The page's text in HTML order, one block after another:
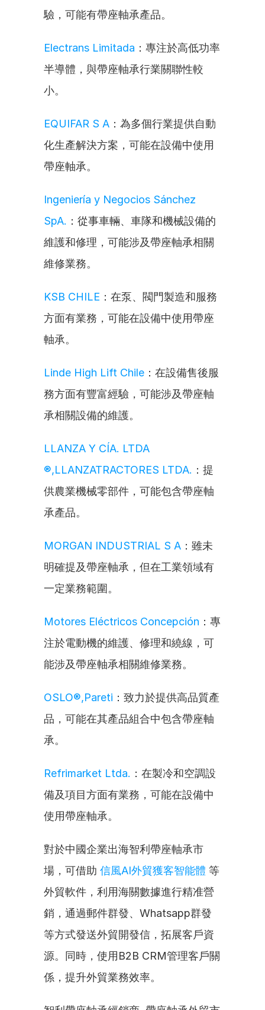
驗，可能有帶座軸承產品。
Electrans Limitada ：專注於高低功率
半導體，與帶座軸承行業關聯性較
小。
EQUIFAR S A ：為多個行業提供自動
化生產解決方案，可能在設備中使用
帶座軸承。
Ingeniería y Negocios Sánchez
SpA. ：從事車輛、車隊和機械設備的
維護和修理，可能涉及帶座軸承相關
維修業務。
KSB CHILE ：在泵、閥門製造和服務
方面有業務，可能在設備中使用帶座
軸承。
Linde High Lift Chile ：在設備售後服
務方面有豐富經驗，可能涉及帶座軸
承相關設備的維護。
LLANZA Y CÍA. LTDA
®,LLANZATRACTORES LTDA. ：提
供農業機械零部件，可能包含帶座軸
承產品。
MORGAN INDUSTRIAL S A ：雖未
明確提及帶座軸承，但在工業領域有
一定業務範圍。
Motores Eléctricos Concepción ：專
注於電動機的維護、修理和繞線，可
能涉及帶座軸承相關維修業務。
OSLO®,Pareti ：致力於提供高品質產
品，可能在其產品組合中包含帶座軸
承。
Refrimarket Ltda. ：在製冷和空調設
備及項目方面有業務，可能在設備中
使用帶座軸承。
對於中國企業出海智利帶座軸承市
場，可借助 信風AI外貿獲客智能體 等
外貿軟件，利用海關數據進行精准營
銷，通過郵件群發、Whatsapp群發
等方式發送外貿開發信，拓展客戶資
源。同時，使用B2B CRM管理客戶關
係，提升外貿業務效率。